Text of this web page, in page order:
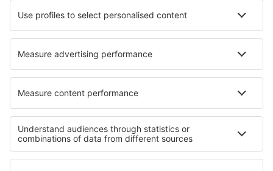
Verblijf in Munster Verblijf in Saint-Georges-des-Côteaux
Verblijf Angeles
Beste accommodatie - regio's
Verblijf op Cozumel Verblijf in State of Puebla
Verblijf in Michoacan Verblijf in Yucatan
Verblijf in Isla Mujeres Verblijf in Everglades National Park